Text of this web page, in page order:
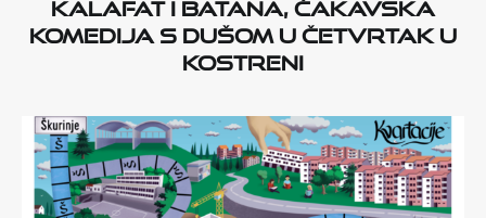
KOMEDIJA S DUŠOM U ČETVRTAK U
KOSTRENI